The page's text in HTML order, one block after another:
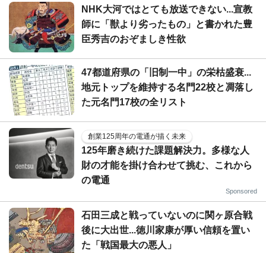
NHK大河ではとても放送できない...宣教
師に「獣より劣ったもの」と書かれた豊
臣秀吉のおぞましき性欲
47都道府県の「旧制一中」の栄枯盛衰...
地元トップを維持する名門22校と凋落し
た元名門17校の全リスト
創業125周年の電通が描く未来
125年磨き続けた課題解決力。多様な人
財の才能を掛け合わせて挑む、これから
の電通
Sponsored
石田三成と戦っていないのに関ヶ原合戦
後に大出世...徳川家康が厚い信頼を置い
た「戦国最大の悪人」